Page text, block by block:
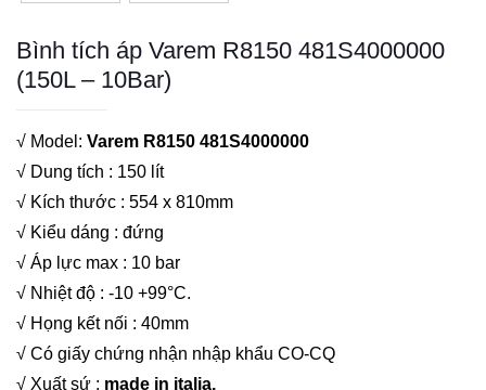
Bình tích áp Varem R8150 481S4000000
(150L – 10Bar)
√ Model: Varem R8150 481S4000000
√ Dung tích : 150 lít
√ Kích thước : 554 x 810mm
√ Kiểu dáng : đứng
√ Áp lực max : 10 bar
√ Nhiệt độ : -10 +99°C.
√ Họng kết nối : 40mm
√ Có giấy chứng nhận nhập khẩu CO-CQ
√ Xuất sứ : made in italia.